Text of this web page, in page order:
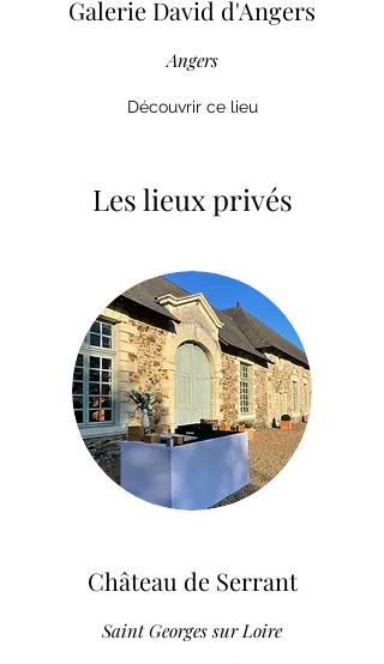
Galerie David d'Angers
Angers
Découvrir ce lieu
Les lieux privés
Château de Serrant
Saint Georges sur Loire